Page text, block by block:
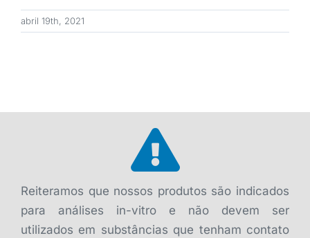
abril 19th, 2021
Reiteramos que nossos produtos são indicados
para análises in-vitro e não devem ser
utilizados em substâncias que tenham contato